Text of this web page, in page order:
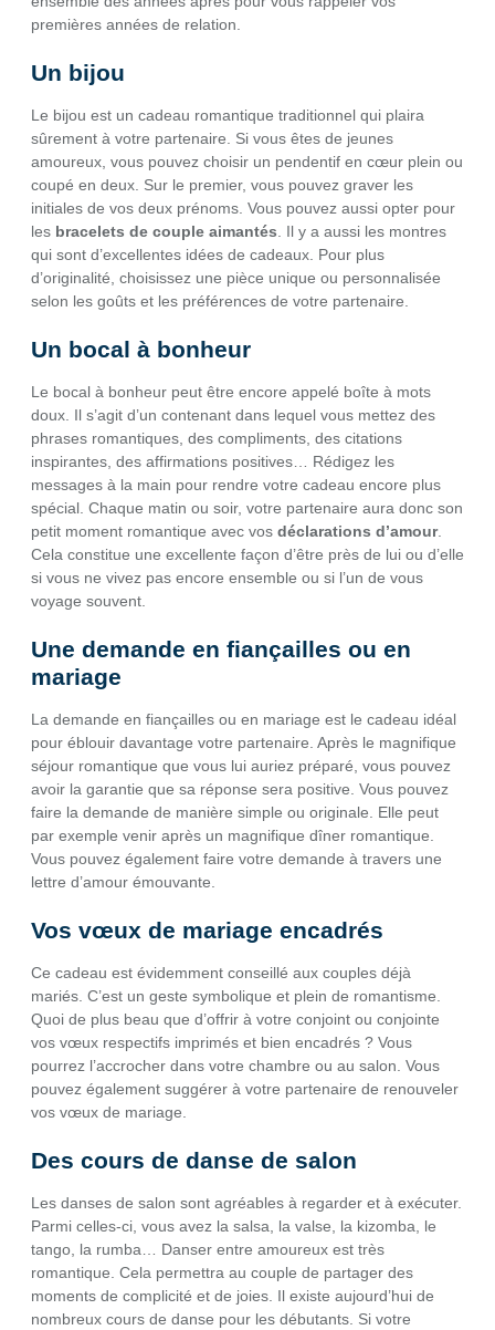
premières années de relation.
Un bijou
Le bijou est un cadeau romantique traditionnel qui plaira
sûrement à votre partenaire. Si vous êtes de jeunes
amoureux, vous pouvez choisir un pendentif en cœur plein ou
coupé en deux. Sur le premier, vous pouvez graver les
initiales de vos deux prénoms. Vous pouvez aussi opter pour
les bracelets de couple aimantés. Il y a aussi les montres
qui sont d’excellentes idées de cadeaux. Pour plus
d’originalité, choisissez une pièce unique ou personnalisée
selon les goûts et les préférences de votre partenaire.
Un bocal à bonheur
Le bocal à bonheur peut être encore appelé boîte à mots
doux. Il s’agit d’un contenant dans lequel vous mettez des
phrases romantiques, des compliments, des citations
inspirantes, des affirmations positives… Rédigez les
messages à la main pour rendre votre cadeau encore plus
spécial. Chaque matin ou soir, votre partenaire aura donc son
petit moment romantique avec vos déclarations d’amour.
Cela constitue une excellente façon d’être près de lui ou d’elle
si vous ne vivez pas encore ensemble ou si l’un de vous
voyage souvent.
Une demande en fiançailles ou en
mariage
La demande en fiançailles ou en mariage est le cadeau idéal
pour éblouir davantage votre partenaire. Après le magnifique
séjour romantique que vous lui auriez préparé, vous pouvez
avoir la garantie que sa réponse sera positive. Vous pouvez
faire la demande de manière simple ou originale. Elle peut
par exemple venir après un magnifique dîner romantique.
Vous pouvez également faire votre demande à travers une
lettre d’amour émouvante.
Vos vœux de mariage encadrés
Ce cadeau est évidemment conseillé aux couples déjà
mariés. C’est un geste symbolique et plein de romantisme.
Quoi de plus beau que d’offrir à votre conjoint ou conjointe
vos vœux respectifs imprimés et bien encadrés ? Vous
pourrez l’accrocher dans votre chambre ou au salon. Vous
pouvez également suggérer à votre partenaire de renouveler
vos vœux de mariage.
Des cours de danse de salon
Les danses de salon sont agréables à regarder et à exécuter.
Parmi celles-ci, vous avez la salsa, la valse, la kizomba, le
tango, la rumba… Danser entre amoureux est très
romantique. Cela permettra au couple de partager des
moments de complicité et de joies. Il existe aujourd’hui de
nombreux cours de danse pour les débutants. Si votre